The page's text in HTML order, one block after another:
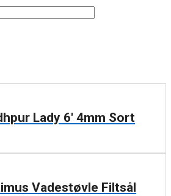
Lady 6′ 4mm Sort
Vadestøvle Filtsål